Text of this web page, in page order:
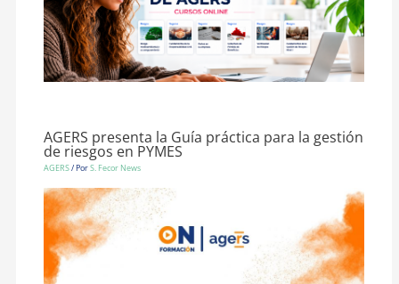
AGERS presenta la Guía práctica para la gestión
de riesgos en PYMES
AGERS/ PorS. Fecor News